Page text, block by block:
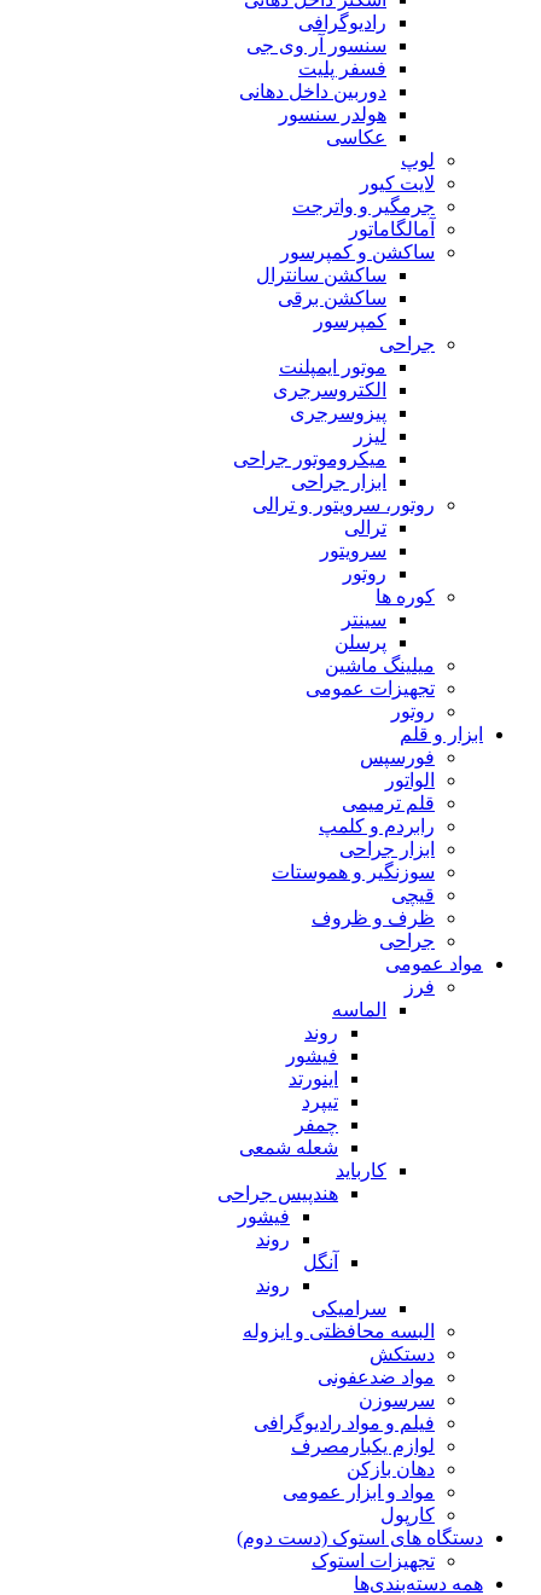
رادیوگرافی
سنسور آر وی جی
فسفر پلیت
دوربین داخل دهانی
هولدر سنسور
عکاسی
لوپ
لایت کیور
جرمگیر و واترجت
آمالگاماتور
ساکشن و کمپرسور
ساکشن سانترال
ساکشن برقی
کمپرسور
جراحی
موتور ایمپلنت
الکتروسرجری
پیزوسرجری
لیزر
میکروموتور جراحی
ابزار جراحی
روتور، سرویتور و ترالی
ترالی
سرویتور
روتور
کوره ها
سینتر
پرسلن
میلینگ ماشین
تجهیزات عمومی
روتور
ابزار و قلم
فورسپس
الواتور
قلم ترمیمی
رابردم و کلمپ
ابزار جراحی
سوزنگیر و هموستات
قیچی
ظرف و ظروف
جراحی
مواد عمومی
فرز
الماسه
روند
فیشور
اینورتد
تیپرد
چمفر
شعله شمعی
کارباید
هندپیس جراحی
فیشور
روند
آنگل
روند
سرامیکی
البسه محافظتی و ایزوله
دستکش
مواد ضدعفونی
سرسوزن
فیلم و مواد رادیوگرافی
لوازم یکبارمصرف
دهان بازکن
مواد و ابزار عمومی
کارپول
دستگاه های استوک (دست دوم)
تجهیزات استوک
همه دسته‌بندی‌ها